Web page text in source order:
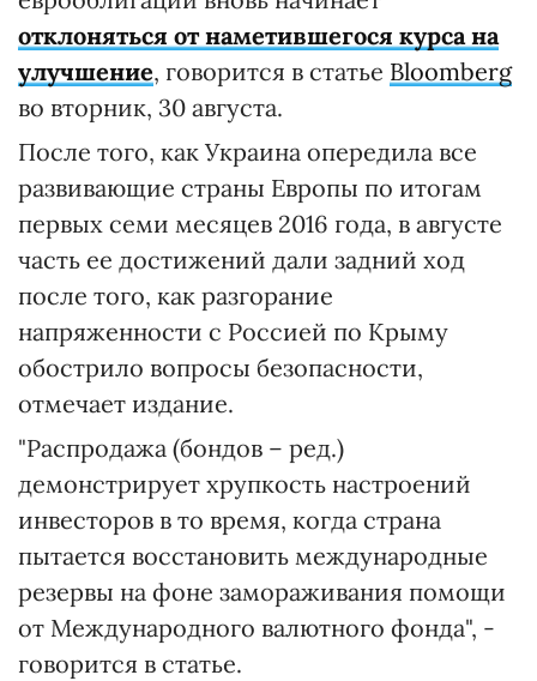
отклоняться от наметившегося курса на
улучшение, говорится в статье Bloomberg
во вторник, 30 августа.
После того, как Украина опередила все
развивающие страны Европы по итогам
первых семи месяцев 2016 года, в августе
часть ее достижений дали задний ход
после того, как разгорание
напряженности с Россией по Крыму
обострило вопросы безопасности,
отмечает издание.
"Распродажа (бондов – ред.)
демонстрирует хрупкость настроений
инвесторов в то время, когда страна
пытается восстановить международные
резервы на фоне замораживания помощи
от Международного валютного фонда", -
говорится в статье.